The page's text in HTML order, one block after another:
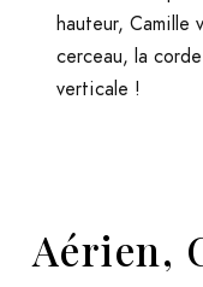
hauteur, Camille
cerceau, la
verticale !
Aérien,